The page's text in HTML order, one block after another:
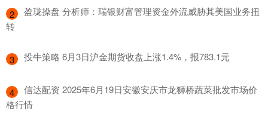
2
​盈珑操盘 分析师：瑞银财富管理资金外流威胁其美国业务扭
转
3 ​投牛策略 6月3日沪金期货收盘上涨1.4%，报783.1元
4
​信达配资 2025年6月19日安徽安庆市龙狮桥蔬菜批发市场价
格行情